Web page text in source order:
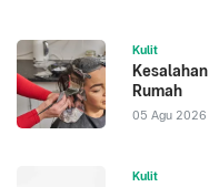
Kulit
Rumah
05 Agu 2026
Kulit